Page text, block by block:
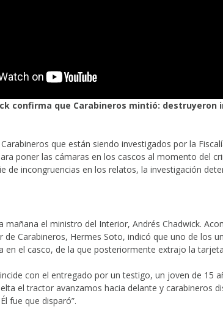
confirma que Carabineros mintió: destruyeron
que están siendo investigados por la
poner las cámaras en los cascos al momento del
de incongruencias en los relatos, la investigación
mañana el ministro del Interior, Andrés Chadwick.
de Carabineros, Hermes Soto, indicó que uno de los
en el casco, de la que posteriormente extrajo la
con el entregado por un testigo, un joven de 15
el tractor avanzamos hacia delante y carabineros
fue que disparó”.